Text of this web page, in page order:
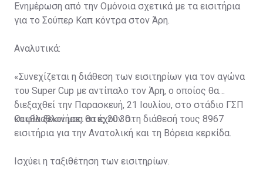
Ενημέρωση από την Ομόνοια σχετικά με τα εισιτήρια
για το Σούπερ Καπ κόντρα στον Άρη.
Αναλυτικά:
«Συνεχίζεται η διάθεση των εισιτηρίων για τον αγώνα
του Super Cup με αντίπαλο τον Άρη, ο οποίος θα
διεξαχθεί την Παρασκευή, 21 Ιουλίου, στο στάδιο ΓΣΠ
και θα ξεκινήσει στις 20:30.
Οι φίλαθλοί μας θα έχουν στη διάθεσή τους 8967
εισιτήρια για την Ανατολική και τη Βόρεια κερκίδα.
Ισχύει η ταξιθέτηση των εισιτηρίων.